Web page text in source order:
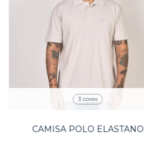
3 cores
CAMISA POLO ELASTANO